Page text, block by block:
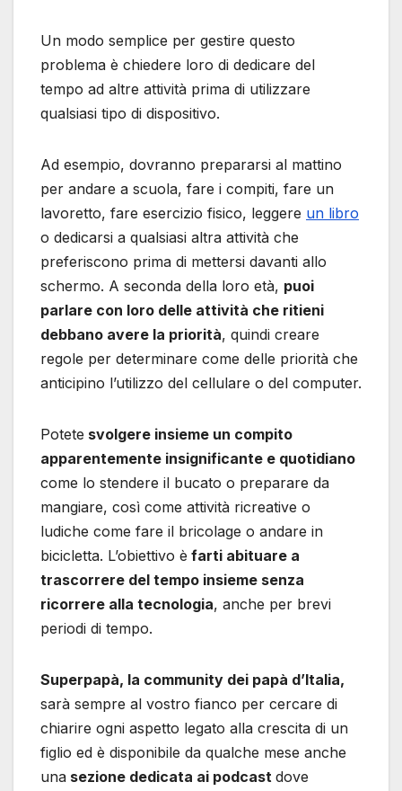
Un modo semplice per gestire questo
problema è chiedere loro di dedicare del
tempo ad altre attività prima di utilizzare
qualsiasi tipo di dispositivo.
Ad esempio, dovranno prepararsi al mattino
per andare a scuola, fare i compiti, fare un
lavoretto, fare esercizio fisico, leggere un libro
o dedicarsi a qualsiasi altra attività che
preferiscono prima di mettersi davanti allo
schermo. A seconda della loro età, puoi
parlare con loro delle attività che ritieni
debbano avere la priorità, quindi creare
regole per determinare come delle priorità che
anticipino l’utilizzo del cellulare o del computer.
Potete svolgere insieme un compito
apparentemente insignificante e quotidiano
come lo stendere il bucato o preparare da
mangiare, così come attività ricreative o
ludiche come fare il bricolage o andare in
bicicletta. L’obiettivo è farti abituare a
trascorrere del tempo insieme senza
ricorrere alla tecnologia, anche per brevi
periodi di tempo.
Superpapà, la community dei papà d’Italia,
sarà sempre al vostro fianco per cercare di
chiarire ogni aspetto legato alla crescita di un
figlio ed è disponibile da qualche mese anche
una sezione dedicata ai podcast dove